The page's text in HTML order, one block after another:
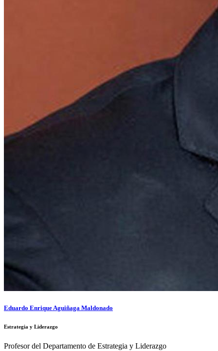
Eduardo Enrique Aguiñaga Maldonado
Estrategia y Liderazgo
Profesor del Departamento de Estrategia y Liderazgo